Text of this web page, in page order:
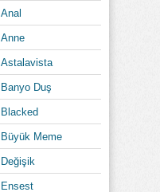
Anal
Anne
Astalavista
Banyo Duş
Blacked
Büyük Meme
Değişik
Ensest